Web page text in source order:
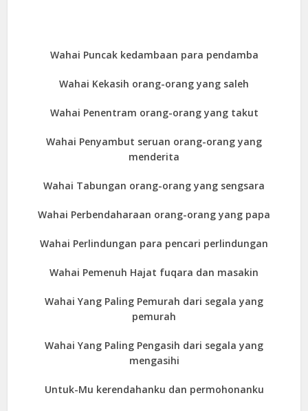
Wahai Puncak kedambaan para pendamba
Wahai Kekasih orang-orang yang saleh
Wahai Penentram orang-orang yang takut
Wahai Penyambut seruan orang-orang yang
menderita
Wahai Tabungan orang-orang yang sengsara
Wahai Perbendaharaan orang-orang yang papa
Wahai Perlindungan para pencari perlindungan
Wahai Pemenuh Hajat fuqara dan masakin
Wahai Yang Paling Pemurah dari segala yang
pemurah
Wahai Yang Paling Pengasih dari segala yang
mengasihi
Untuk-Mu kerendahanku dan permohonanku